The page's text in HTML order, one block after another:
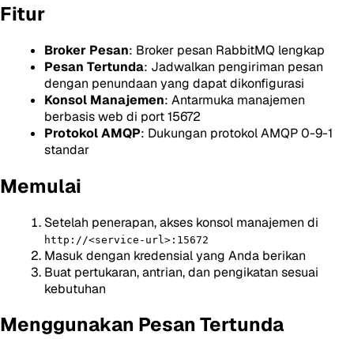
Fitur
Broker Pesan: Broker pesan RabbitMQ lengkap
Pesan Tertunda: Jadwalkan pengiriman pesan
dengan penundaan yang dapat dikonfigurasi
Konsol Manajemen: Antarmuka manajemen
berbasis web di port 15672
Protokol AMQP: Dukungan protokol AMQP 0-9-1
standar
Memulai
Setelah penerapan, akses konsol manajemen di
http://<service-url>:15672
Masuk dengan kredensial yang Anda berikan
Buat pertukaran, antrian, dan pengikatan sesuai
kebutuhan
Menggunakan Pesan Tertunda